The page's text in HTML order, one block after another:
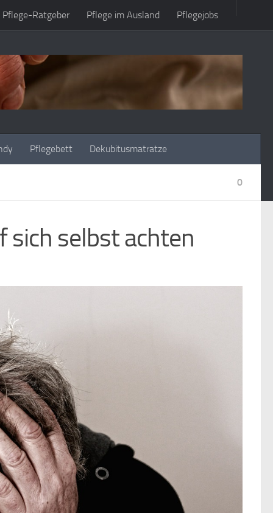
Pflege-Ratgeber Pflege im Ausland Pflegejobs
Pflegebett Dekubitusmatratze
0
sich selbst achten